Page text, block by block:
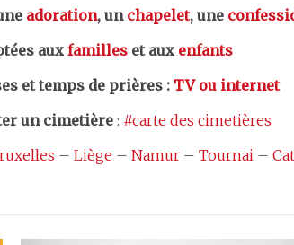
adoration, un chapelet, une
auxfamilles et aux enfants
et temps de prières : TV ou internet
un cimetière: #carte des cimetières
– Liège – Namur – Tournai –